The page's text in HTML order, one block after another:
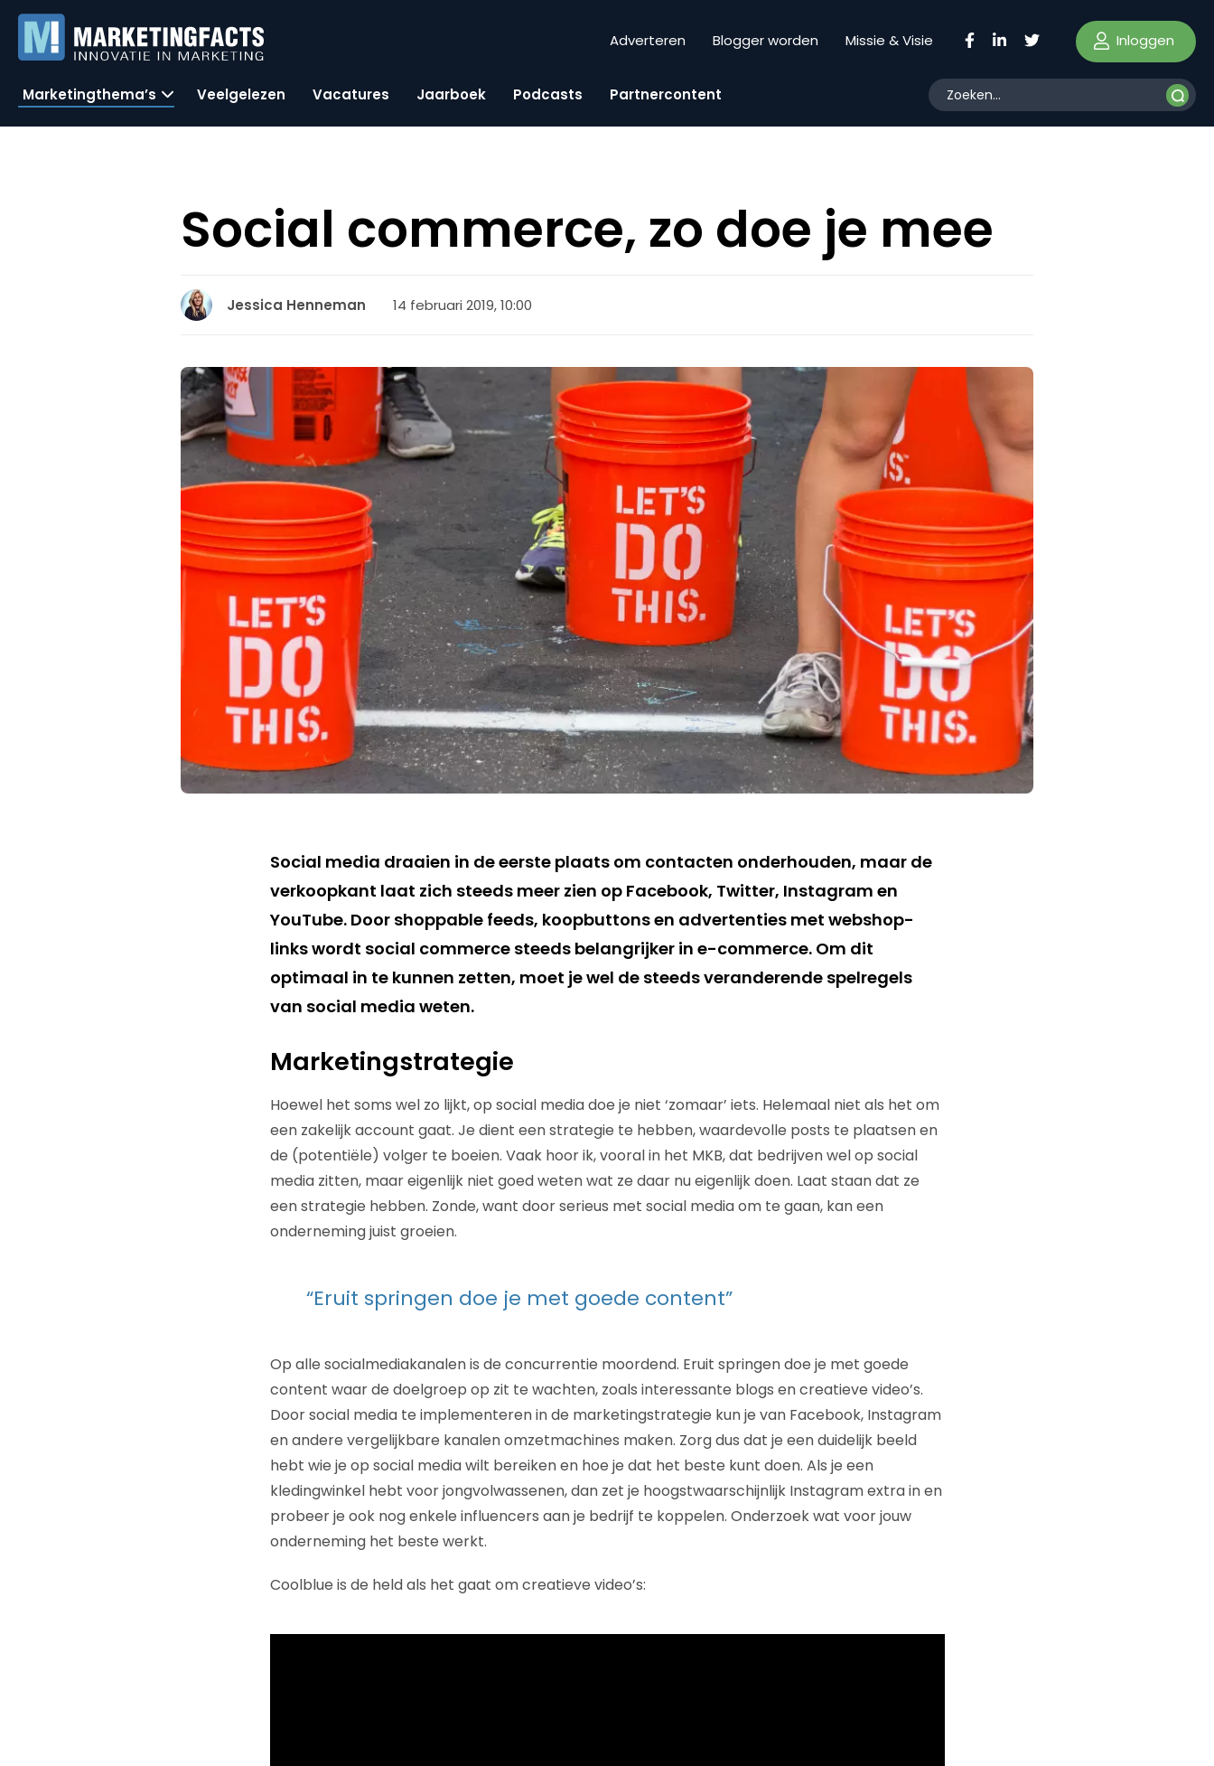
Adverteren Blogger worden Missie & Visie Inloggen
Marketingthema’s Veelgelezen Vacatures Jaarboek Podcasts Partnercontent
Social commerce, zo doe je mee
Jessica Henneman 14 februari 2019, 10:00
Social media draaien in de eerste plaats om contacten onderhouden, maar de
verkoopkant laat zich steeds meer zien op Facebook, Twitter, Instagram en
YouTube. Door shoppable feeds, koopbuttons en advertenties met webshop-
links wordt social commerce steeds belangrijker in e-commerce. Om dit
optimaal in te kunnen zetten, moet je wel de steeds veranderende spelregels
van social media weten.
Marketingstrategie
Hoewel het soms wel zo lijkt, op social media doe je niet ‘zomaar’ iets. Helemaal niet als het om
een zakelijk account gaat. Je dient een strategie te hebben, waardevolle posts te plaatsen en
de (potentiële) volger te boeien. Vaak hoor ik, vooral in het MKB, dat bedrijven wel op social
media zitten, maar eigenlijk niet goed weten wat ze daar nu eigenlijk doen. Laat staan dat ze
een strategie hebben. Zonde, want door serieus met social media om te gaan, kan een
onderneming juist groeien.
“Eruit springen doe je met goede content”
Op alle socialmediakanalen is de concurrentie moordend. Eruit springen doe je met goede
content waar de doelgroep op zit te wachten, zoals interessante blogs en creatieve video’s.
Door social media te implementeren in de marketingstrategie kun je van Facebook, Instagram
en andere vergelijkbare kanalen omzetmachines maken. Zorg dus dat je een duidelijk beeld
hebt wie je op social media wilt bereiken en hoe je dat het beste kunt doen. Als je een
kledingwinkel hebt voor jongvolwassenen, dan zet je hoogstwaarschijnlijk Instagram extra in en
probeer je ook nog enkele influencers aan je bedrijf te koppelen. Onderzoek wat voor jouw
onderneming het beste werkt.
Coolblue is de held als het gaat om creatieve video’s: